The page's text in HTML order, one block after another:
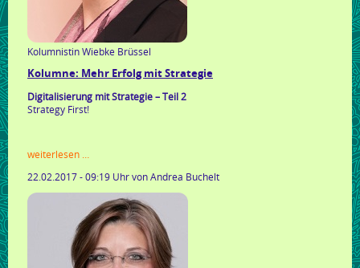
Kolumnistin Wiebke Brüssel
Kolumne: Mehr Erfolg mit Strategie
Digitalisierung mit Strategie – Teil 2
Strategy First!
weiterlesen …
erfolg
mit
strategie
22.02.2017 - 09:19 Uhrvon Andrea Buchelt